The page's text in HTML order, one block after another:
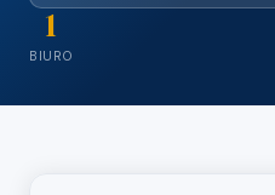
1
BIURO